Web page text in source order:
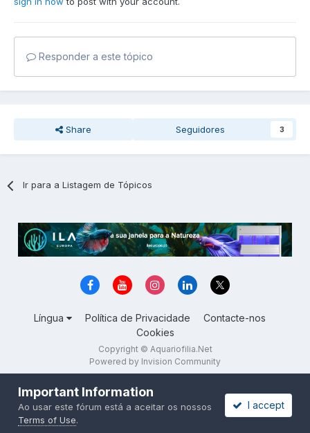
Responder a este tópico
Share Seguidores 3
Ir para a Listagem de Tópicos
Língua Política de Privacidade
Contacte-nos
Cookies
Copyright © Aquariofilia.Net
Powered by Invision Community
Important Information
Ao usar este fórum está a aceitar os nossos
Terms of Use.
I accept